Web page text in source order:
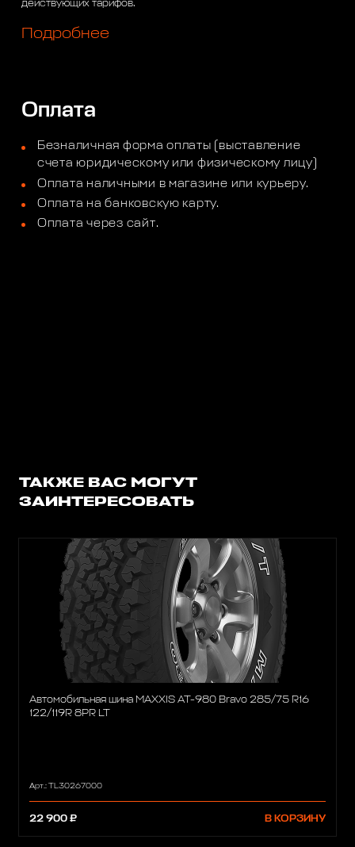
действующих тарифов.
Подробнее
Оплата
Безналичная форма оплаты (выставление
счета юридическому или физическому лицу)
Оплата наличными в магазине или курьеру.
Оплата на банковскую карту.
Оплата через сайт.
ТАКЖЕ ВАС МОГУТ
ЗАИНТЕРЕСОВАТЬ
Автомобильная шина MAXXIS AT-980 Bravo 285/75 R16
122/119R 8PR LT
Арт.: TL30267000
22 900 ₽ В КОРЗИНУ